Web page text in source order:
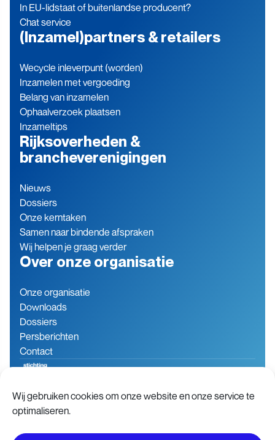
Wij gebruiken cookies om onze website en onze service te
optimaliseren.
In EU-lidstaat of buitenlandse producent?
Chat service
(Inzamel)partners & retailers
Wecycle inleverpunt (worden)
Inzamelen met vergoeding
Belang van inzamelen
Ophaalverzoek plaatsen
Inzameltips
Rijksoverheden &
brancheverenigingen
Nieuws
Dossiers
Onze kerntaken
Samen naar bindende afspraken
Wij helpen je graag verder
Over onze organisatie
Onze organisatie
Downloads
Dossiers
Persberichten
Contact
Baron de Coubertinlaan 7
2719 EN Zoetermeer